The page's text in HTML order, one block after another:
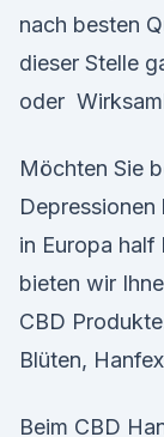
nach besten
dieser Stelle
oder
Möchten Sie
in Europa half
bieten wir
CBD
Blüten,
Beim CBD